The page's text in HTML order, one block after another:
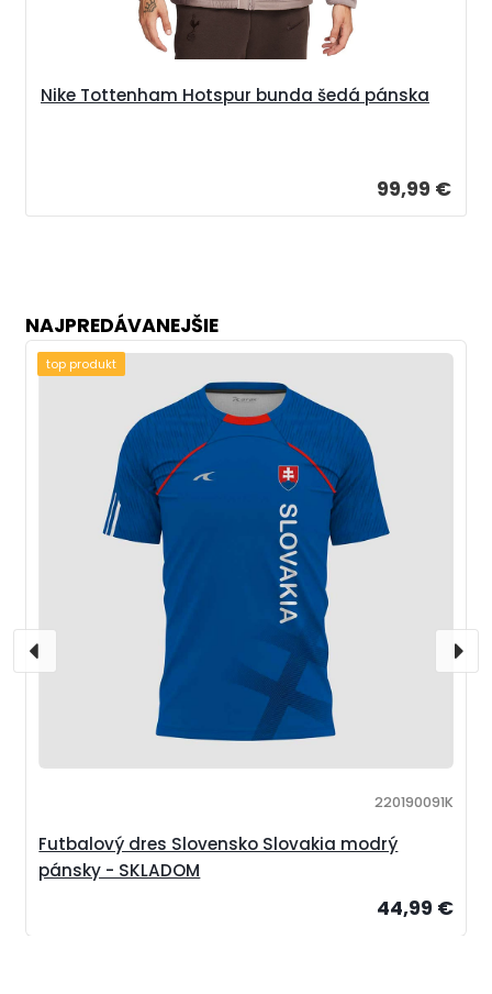
Nike Tottenham Hotspur bunda šedá pánska
99,99 €
NAJPREDÁVANEJŠIE
Futbalový dres Slovensko Slovakia modrý
pánsky - SKLADOM
220190091K
44,99 €
top produkt